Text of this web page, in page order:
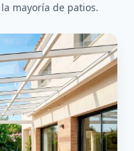
mayoría de patios.